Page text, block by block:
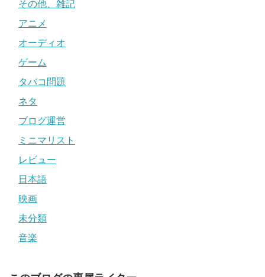
その他、雑記
アニメ
オーディオ
ゲーム
タバコ問題
ネタ
ブログ運営
ミニマリスト
レビュー
日本語
映画
未分類
音楽